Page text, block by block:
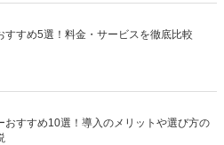
すすめ5選！料金・サービスを徹底比較
おすすめ10選！導入のメリットや選び方の